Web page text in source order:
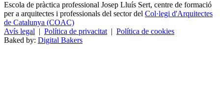
Escola de pràctica professional Josep Lluís Sert, centre de formació
per a arquitectes i professionals del sector del Col·legi d'Arquitectes
de Catalunya (COAC)
Avís legal | Política de privacitat | Política de cookies
Baked by: Digital Bakers